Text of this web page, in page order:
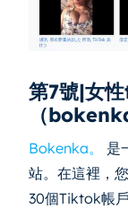
第7號|女
（
Bokenka。 是
站。在這裡，
30個Tiktok帳